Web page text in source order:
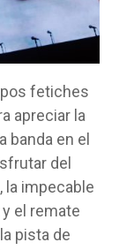
fetiches
apreciar la
banda en el
del
, la impecable
y el remate
pista de